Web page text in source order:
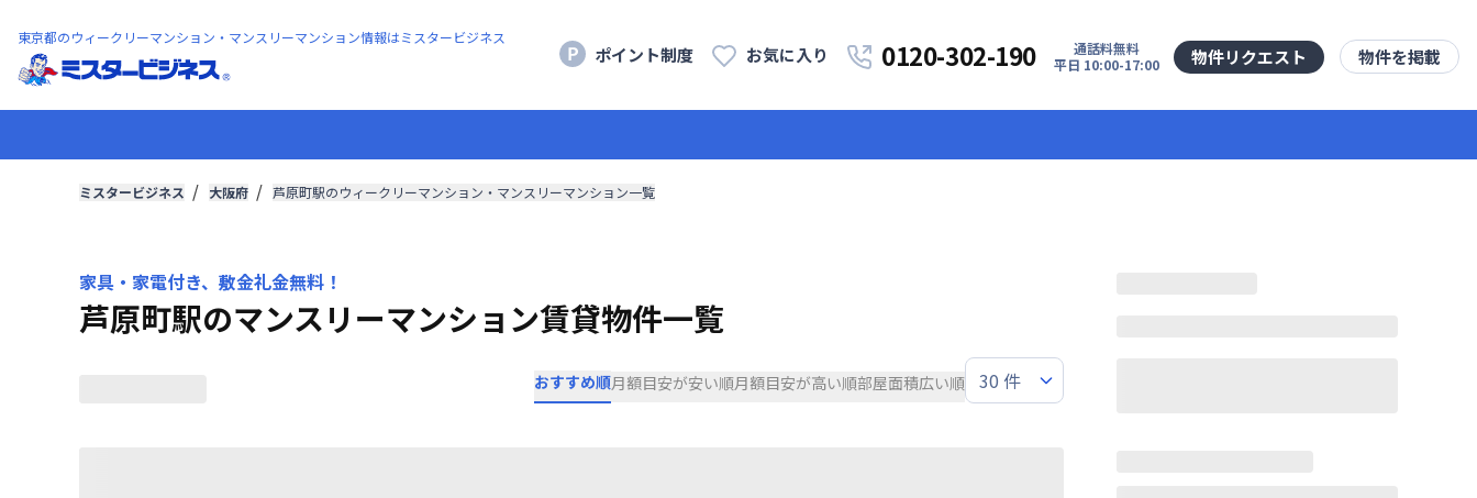
東京都のウィークリーマンション・マンスリーマンション情報はミスタービジネス
ポイント制度 お気に入り 0120-302-190
通話料無料
平日 10:00-17:00
物件リクエスト 物件を掲載
ミスタービジネス 大阪府 芦原町駅のウィークリーマンション・マンスリーマンション一覧
家具・家電付き、敷金礼金無料！
芦原町駅のマンスリーマンション賃貸物件一覧
おすすめ順月額目安が安い順月額目安が高い順部屋面積広い順